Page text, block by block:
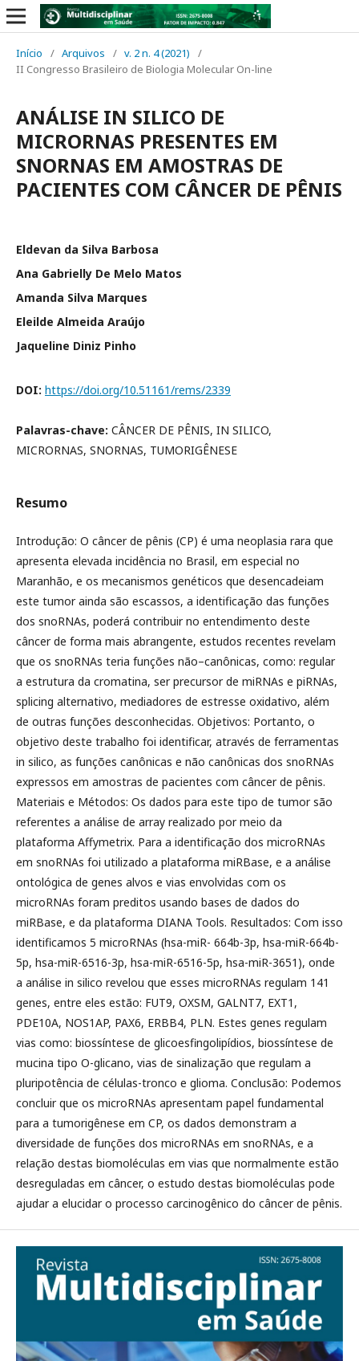
Início / Arquivos / v. 2 n. 4 (2021)
/
II Congresso Brasileiro de Biologia Molecular On-line
ANÁLISE IN SILICO DE
MICRORNAS PRESENTES EM
SNORNAS EM AMOSTRAS DE
PACIENTES COM CÂNCER DE PÊNIS
Eldevan da Silva Barbosa
Ana Gabrielly De Melo Matos
Amanda Silva Marques
Eleilde Almeida Araújo
Jaqueline Diniz Pinho
DOI: https://doi.org/10.51161/rems/2339
Palavras-chave: CÂNCER DE PÊNIS, IN SILICO,
MICRORNAS, SNORNAS, TUMORIGÊNESE
Resumo
Introdução: O câncer de pênis (CP) é uma neoplasia rara que
apresenta elevada incidência no Brasil, em especial no
Maranhão, e os mecanismos genéticos que desencadeiam
este tumor ainda são escassos, a identificação das funções
dos snoRNAs, poderá contribuir no entendimento deste
câncer de forma mais abrangente, estudos recentes revelam
que os snoRNAs teria funções não–canônicas, como: regular
a estrutura da cromatina, ser precursor de miRNAs e piRNAs,
splicing alternativo, mediadores de estresse oxidativo, além
de outras funções desconhecidas. Objetivos: Portanto, o
objetivo deste trabalho foi identificar, através de ferramentas
in silico, as funções canônicas e não canônicas dos snoRNAs
expressos em amostras de pacientes com câncer de pênis.
Materiais e Métodos: Os dados para este tipo de tumor são
referentes a análise de array realizado por meio da
plataforma Affymetrix. Para a identificação dos microRNAs
em snoRNAs foi utilizado a plataforma miRBase, e a análise
ontológica de genes alvos e vias envolvidas com os
microRNAs foram preditos usando bases de dados do
miRBase, e da plataforma DIANA Tools. Resultados: Com isso
identificamos 5 microRNAs (hsa-miR- 664b-3p, hsa-miR-664b-
5p, hsa-miR-6516-3p, hsa-miR-6516-5p, hsa-miR-3651), onde
a análise in silico revelou que esses microRNAs regulam 141
genes, entre eles estão: FUT9, OXSM, GALNT7, EXT1,
PDE10A, NOS1AP, PAX6, ERBB4, PLN. Estes genes regulam
vias como: biossíntese de glicoesfingolipídios, biossíntese de
mucina tipo O-glicano, vias de sinalização que regulam a
pluripotência de células-tronco e glioma. Conclusão: Podemos
concluir que os microRNAs apresentam papel fundamental
para a tumorigênese em CP, os dados demonstram a
diversidade de funções dos microRNAs em snoRNAs, e a
relação destas biomoléculas em vias que normalmente estão
desreguladas em câncer, o estudo destas biomoléculas pode
ajudar a elucidar o processo carcinogênico do câncer de pênis.